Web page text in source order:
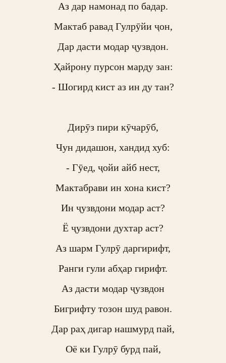
Аз дар намонад по бадар.
Мактаб равад Гулрӯйи ҷон,
Дар дасти модар ҷузвдон.
Ҳайрону пурсон марду зан:
- Шогирд кист аз ин ду тан?
Дирӯз пири кӯчарӯб,
Чун дидашон, хандид хуб:
- Гӯед, ҷойи айб нест,
Мактабрави ин хона кист?
Ин ҷузвдони модар аст?
Ё ҷузвдони духтар аст?
Аз шарм Гулрӯ даргирифт,
Ранги гули абҳар гирифт.
Аз дасти модар ҷузвдон
Бигрифту тозон шуд равон.
Дар раҳ дигар нашмурд пай,
Оё ки Гулрӯ бурд пай,